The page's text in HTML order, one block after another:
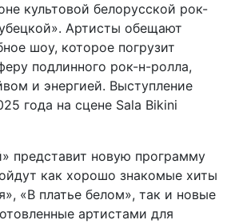
культовой белорусской рок-
Артисты обещают
шоу, которое погрузит
подлинного рок-н-ролла,
и энергией. Выступление
года на сцене Sala Bikini
представит новую программу
как хорошо знакомые хиты
«В платье белом», так и новые
артистами для